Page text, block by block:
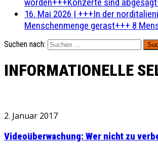
16. Mai 2026 | +++In der
Menschenmenge gerast+++ 8
Suchen nach:
INFORMATIONELLE
2. Januar 2017
Videoüberwachung: Wer nicht zu